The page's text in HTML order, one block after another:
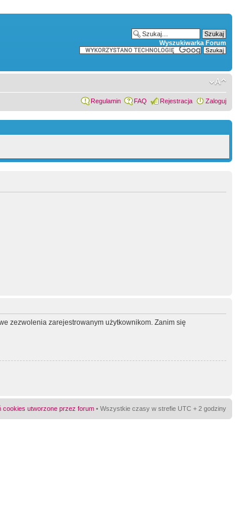
Wyszukiwarka Forum
Regulamin FAQ Rejestracja Zaloguj
zezwolenia zarejestrowanym użytkownikom. Zanim się
cookies utworzone przez forum • Wszystkie czasy w strefie UTC + 2 godziny